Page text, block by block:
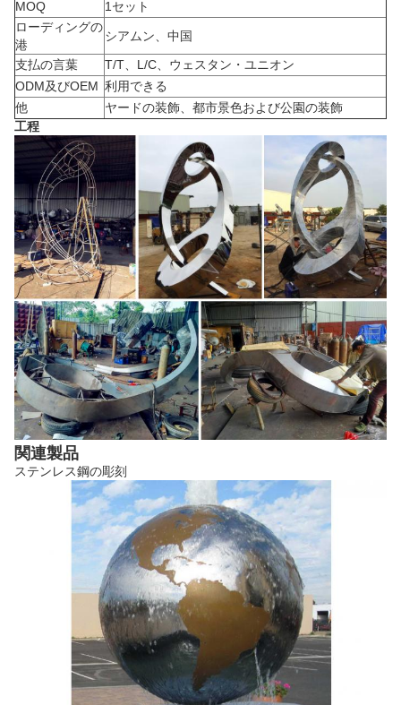
MOQ
1セット
ローディングの
港
シアムン、中国
支払の言葉
T/T、L/C、ウェスタン・ユニオン
ODM及びOEM 利用できる
他
ヤードの装飾、都市景色および公園の装飾
工程
関連製品
ステンレス鋼の彫刻